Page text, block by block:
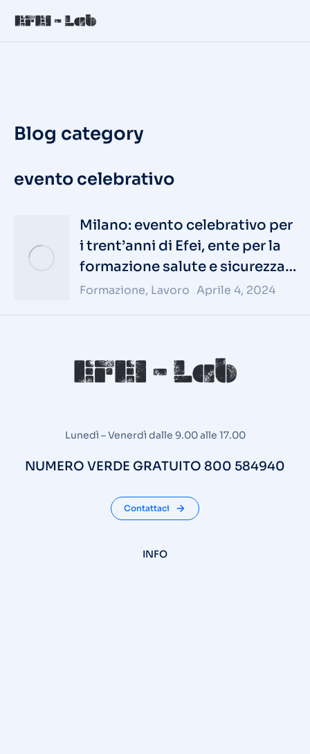
Blog category
evento celebrativo
Milano: evento celebrativo per
i trent’anni di Efei, ente per la
formazione salute e sicurezza…
Formazione, Lavoro Aprile 4, 2024
Lunedì – Venerdì dalle 9.00 alle 17.00
NUMERO VERDE GRATUITO 800 584940
Contattaci
INFO